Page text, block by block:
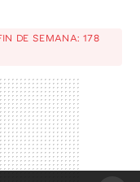
DE SEMANA: 178